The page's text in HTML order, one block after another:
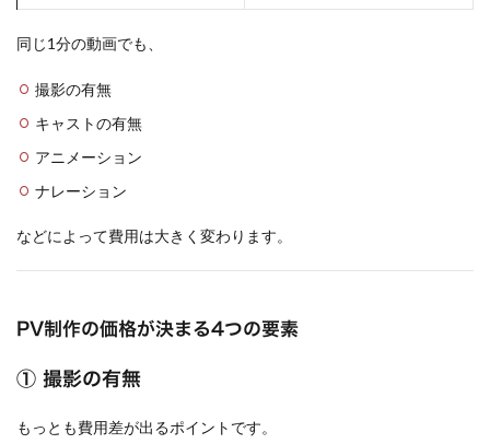
同じ1分の動画でも、
撮影の有無
キャストの有無
アニメーション
ナレーション
などによって費用は大きく変わります。
PV制作の価格が決まる4つの要素
① 撮影の有無
もっとも費用差が出るポイントです。